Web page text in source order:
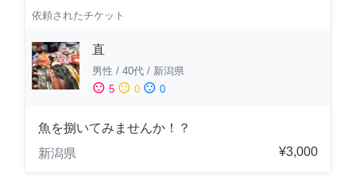
依頼されたチケット
直
男性 / 40代 / 新潟県
sentiment_satisfied 5 sentiment_neutral 0 sentiment_dissatisfied 0
魚を捌いてみませんか！？
新潟県
¥3,000